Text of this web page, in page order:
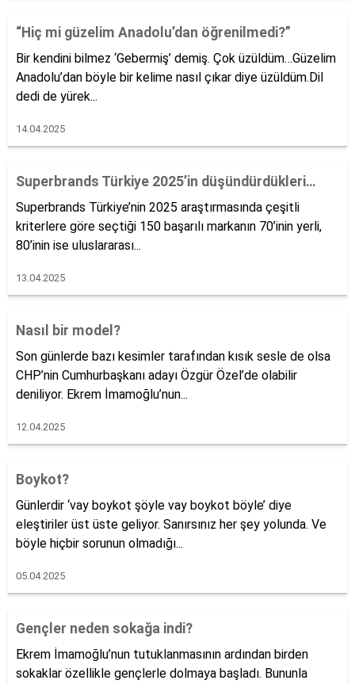
“Hiç mi güzelim Anadolu’dan öğrenilmedi?”
Bir kendini bilmez ‘Gebermiş’ demiş. Çok üzüldüm…Güzelim
Anadolu’dan böyle bir kelime nasıl çıkar diye üzüldüm.Dil
dedi de yürek...
14.04.2025
Superbrands Türkiye 2025’in düşündürdükleri…
Superbrands Türkiye’nin 2025 araştırmasında çeşitli
kriterlere göre seçtiği 150 başarılı markanın 70’inin yerli,
80’inin ise uluslararası...
13.04.2025
Nasıl bir model?
Son günlerde bazı kesimler tarafından kısık sesle de olsa
CHP’nin Cumhurbaşkanı adayı Özgür Özel’de olabilir
deniliyor. Ekrem İmamoğlu’nun...
12.04.2025
Boykot?
Günlerdir ‘vay boykot şöyle vay boykot böyle’ diye
eleştiriler üst üste geliyor. Sanırsınız her şey yolunda. Ve
böyle hiçbir sorunun olmadığı...
05.04.2025
Gençler neden sokağa indi?
Ekrem İmamoğlu’nun tutuklanmasının ardından birden
sokaklar özellikle gençlerle dolmaya başladı. Bununla